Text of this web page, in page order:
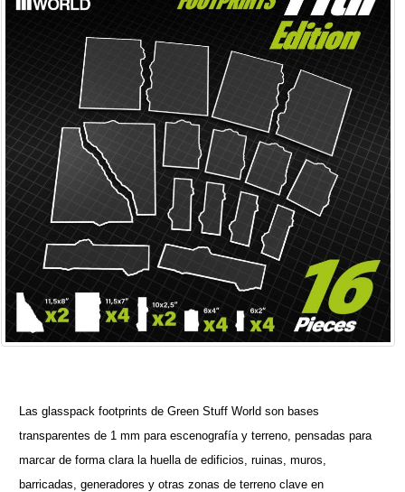
Las glasspack footprints de Green Stuff World son bases
transparentes de 1 mm para escenografía y terreno, pensadas para
marcar de forma clara la huella de edificios, ruinas, muros,
barricadas, generadores y otras zonas de terreno clave en